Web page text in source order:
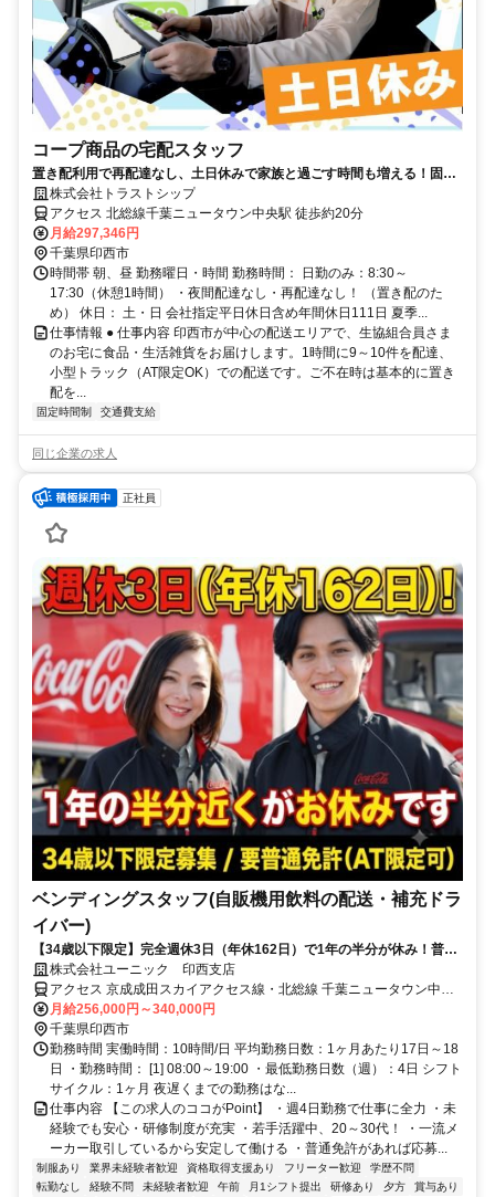
コープ商品の宅配スタッフ
置き配利用で再配達なし、土日休みで家族と過ごす時間も増える！固定
ルートで未経験でも安心
株式会社トラストシップ
アクセス 北総線千葉ニュータウン中央駅 徒歩約20分
月給297,346円
千葉県印西市
時間帯 朝、昼 勤務曜日・時間 勤務時間： 日勤のみ：8:30～
17:30（休憩1時間） ・夜間配達なし・再配達なし！ （置き配のた
め） 休日： 土・日 会社指定平日休日含め年間休日111日 夏季...
仕事情報 ● 仕事内容 印西市が中心の配送エリアで、生協組合員さま
のお宅に食品・生活雑貨をお届けします。1時間に9～10件を配達、
小型トラック（AT限定OK）での配送です。ご不在時は基本的に置き
配を...
固定時間制 交通費支給
同じ企業の求人
正社員
ベンディングスタッフ(自販機用飲料の配送・補充ドラ
イバー)
【34歳以下限定】完全週休3日（年休162日）で1年の半分が休み！普通
免許があれば9割が未経験スタート。夜勤なしのルート配送です！
株式会社ユーニック 印西支店
アクセス 京成成田スカイアクセス線・北総線 千葉ニュータウン中央
徒歩約28分 本社所在地：東京都江東区亀戸2-22-17 日本生命亀戸ビ
ル3F
月給256,000円～340,000円
千葉県印西市
勤務時間 実働時間：10時間/日 平均勤務日数：1ヶ月あたり17日～18
日 ・勤務時間： [1] 08:00～19:00 ・最低勤務日数（週）：4日 シフト
サイクル：1ヶ月 夜遅くまでの勤務はな...
仕事内容 【この求人のココがPoint】 ・週4日勤務で仕事に全力 ・未
経験でも安心・研修制度が充実 ・若手活躍中、20～30代！ ・一流メ
ーカー取引しているから安定して働ける ・普通免許があれば応募...
制服あり 業界未経験者歓迎 資格取得支援あり フリーター歓迎
学歴不問
転勤なし
経験不問 未経験者歓迎 午前 月1シフト提出 研修あり 夕方
賞与あり